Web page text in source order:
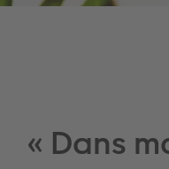
« Dans